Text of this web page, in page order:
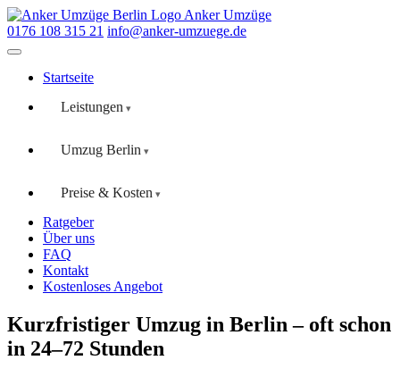
Anker Umzüge
0176 108 315 21 info@anker-umzuege.de
Startseite
Leistungen
Umzug Berlin
Preise & Kosten
Ratgeber
Über uns
FAQ
Kontakt
Kostenloses Angebot
Kurzfristiger Umzug in Berlin – oft schon
in 24–72 Stunden